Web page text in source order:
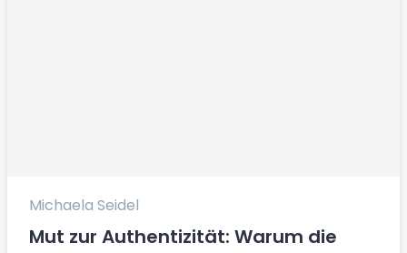
Michaela Seidel
Mut zur Authentizität: Warum die